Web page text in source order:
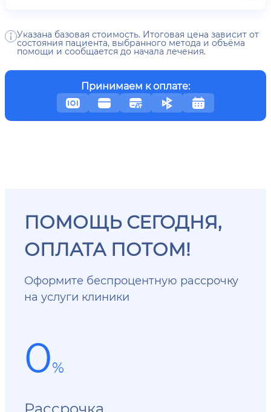
Указана базовая стоимость. Итоговая цена зависит от
состояния пациента, выбранного метода и объёма
помощи и сообщается до начала лечения.
Принимаем к оплате:
ПОМОЩЬ СЕГОДНЯ,
ОПЛАТА ПОТОМ!
Оформите беспроцентную рассрочку
на услуги клиники
0%
Рассрочка